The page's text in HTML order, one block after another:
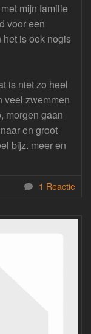
mijn familie
voor een
is ook nogis
is niet zo heel
veel zwemmen
morgen gaan
en groot
bijz. meer en
1 Reactie